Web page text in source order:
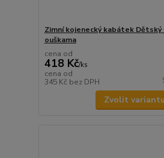
Zimní kojenecký kabátek Dětský
ouškama
cena od
418 Kč/ks
cena od
345 Kč bez DPH
Zvolit variantu